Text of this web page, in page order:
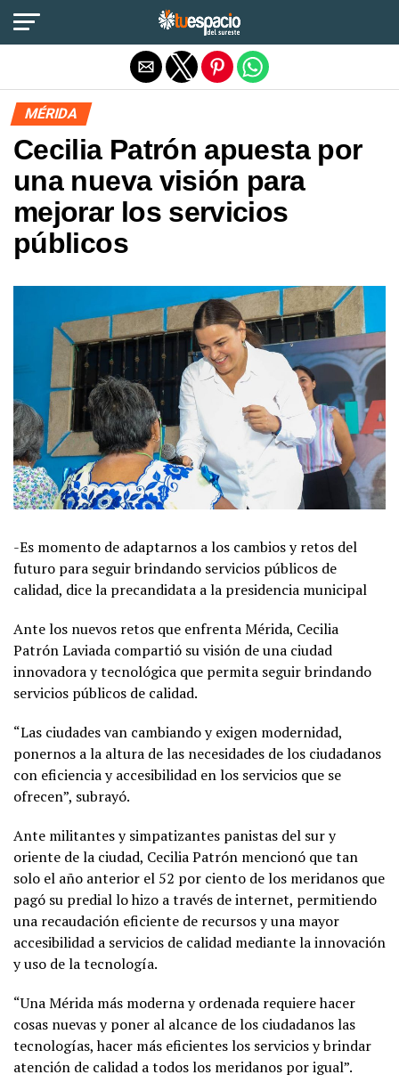
MÉRIDA
Cecilia Patrón apuesta por
una nueva visión para
mejorar los servicios
públicos
-Es momento de adaptarnos a los cambios y retos del
futuro para seguir brindando servicios públicos de
calidad, dice la precandidata a la presidencia municipal
Ante los nuevos retos que enfrenta Mérida, Cecilia
Patrón Laviada compartió su visión de una ciudad
innovadora y tecnológica que permita seguir brindando
servicios públicos de calidad.
“Las ciudades van cambiando y exigen modernidad,
ponernos a la altura de las necesidades de los ciudadanos
con eficiencia y accesibilidad en los servicios que se
ofrecen”, subrayó.
Ante militantes y simpatizantes panistas del sur y
oriente de la ciudad, Cecilia Patrón mencionó que tan
solo el año anterior el 52 por ciento de los meridanos que
pagó su predial lo hizo a través de internet, permitiendo
una recaudación eficiente de recursos y una mayor
accesibilidad a servicios de calidad mediante la innovación
y uso de la tecnología.
“Una Mérida más moderna y ordenada requiere hacer
cosas nuevas y poner al alcance de los ciudadanos las
tecnologías, hacer más eficientes los servicios y brindar
atención de calidad a todos los meridanos por igual”.
Salir de la versión móvil